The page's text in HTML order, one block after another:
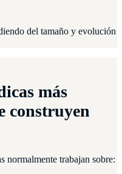
del tamaño y evolución
más
construyen
normalmente trabajan sobre: